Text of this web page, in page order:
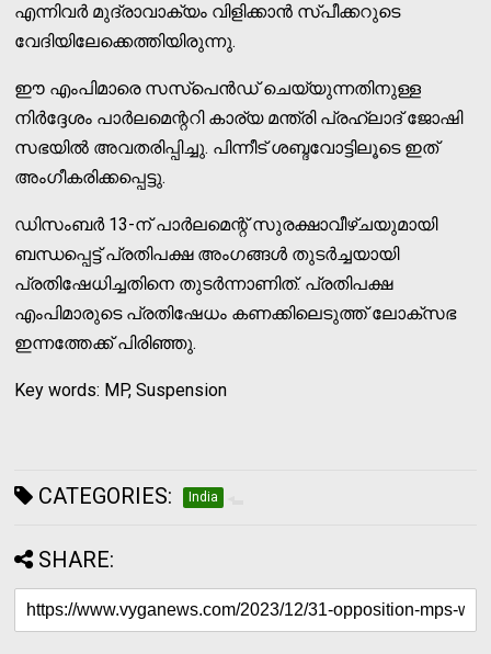
എന്നിവര്‍ മുദ്രാവാക്യം വിളിക്കാന്‍ സ്പീക്കറുടെ
വേദിയിലേക്കെത്തിയിരുന്നു.
ഈ എംപിമാരെ സസ്പെന്‍ഡ് ചെയ്യുന്നതിനുള്ള
നിര്‍ദ്ദേശം പാര്‍ലമെന്ററി കാര്യ മന്ത്രി പ്രഹ്ലാദ് ജോഷി
സഭയില്‍ അവതരിപ്പിച്ചു. പിന്നീട് ശബ്ദവോട്ടിലൂടെ ഇത്
അംഗീകരിക്കപ്പെട്ടു.
ഡിസംബര്‍ 13-ന് പാര്‍ലമെന്റ് സുരക്ഷാവീഴ്ചയുമായി
ബന്ധപ്പെട്ട് പ്രതിപക്ഷ അംഗങ്ങള്‍ തുടര്‍ച്ചയായി
പ്രതിഷേധിച്ചതിനെ തുടര്‍ന്നാണിത്. പ്രതിപക്ഷ
എംപിമാരുടെ പ്രതിഷേധം കണക്കിലെടുത്ത് ലോക്‌സഭ
ഇന്നത്തേക്ക് പിരിഞ്ഞു.
Key words: MP, Suspension
CATEGORIES: India
SHARE: